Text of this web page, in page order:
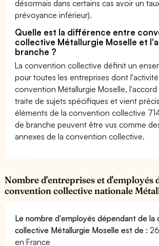
désormais dans certains cas avoir un
prévoyance inférieur).
Quelle est la différence entre
collective Métallurgie Moselle et
branche ?
La convention collective définit un
pour toutes les entreprises dont
convention Métallurgie Moselle,
traite de sujets spécifiques et vient
éléments de la convention collective
de branche peuvent être vus comme
annexes de la convention collective.
Nombre d'entreprises et d'employés
convention collective nationale
Le nombre d'employés dépendant de la
collective Métallurgie Moselle est de :
en France